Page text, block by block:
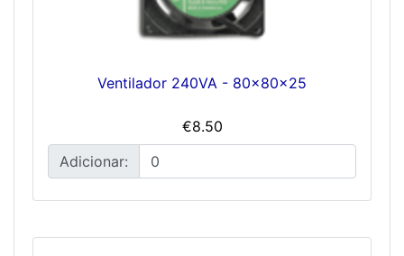
Ventilador 240VA - 80x80x25
€8.50
Adicionar: